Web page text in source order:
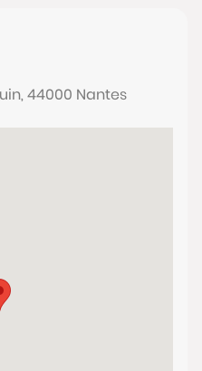
44000 Nantes